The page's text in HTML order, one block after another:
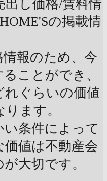
し価格/賃料情
の掲載情
報のため、今
ことができ、
れぐらいの価値
ます。
条件によって
値は不動産会
大切です。